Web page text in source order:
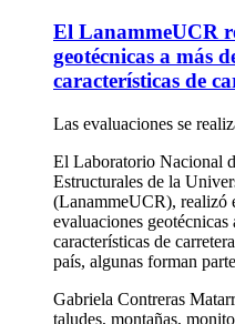
El LanammeUCR
geotécnicas a más
características de
Las evaluaciones se
El Laboratorio Nacional
Estructurales de la
(LanammeUCR), realizó
evaluaciones geotécnicas
características de
país, algunas forman
Gabriela Contreras
taludes, montañas,